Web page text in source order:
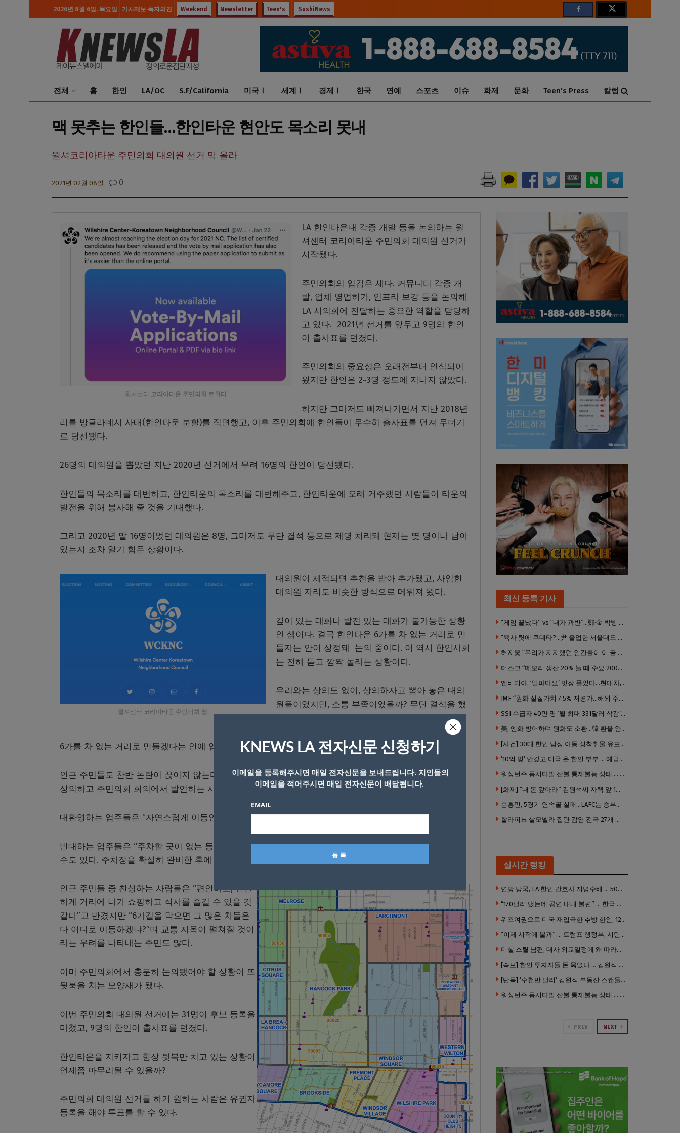
2026년 8월 6일, 목요일 기사제보·독자의견 Weekend Newsletter Teen's SushiNews
전체 홈 한인 LA/OC S.F/California 미국Ⅰ 세계Ⅰ 경제Ⅰ 한국 연예 스포츠 이슈 화제 문화 Teen’s Press 칼럼
맥 못추는 한인들…한인타운 현안도 목소리 못내
윌셔코리아타운 주민의회 대의원 선거 막 올라
2021년 02월 08일 0
윌셔센터 코리아타운 주민의회 트위터
LA 한인타운내 각종 개발 등을 논의하는 윌
셔센터 코리아타운 주민의회 대의원 선거가
시작됐다.
주민의회의 입김은 세다. 커뮤니티 각종 개
발, 업체 영업허가, 인프라 보강 등을 논의해
LA 시의회에 전달하는 중요한 역할을 담당하
고 있다. 2021년 선거를 앞두고 9명의 한인
이 출사표를 던졌다.
주민의회의 중요성은 오래전부터 인식되어
왔지만 한인은 2~3명 정도에 지나지 않았다.
하지만 그마저도 빠져나가면서 지난 2018년
리틀 방글라데시 사태(한인타운 분할)를 직면했고, 이후 주민의회에 한인들이 무수히 출사표를 던져 무더기
로 당선됐다.
26명의 대의원을 뽑았던 지난 2020년 선거에서 무려 16명의 한인이 당선됐다.
한인들의 목소리를 대변하고, 한인타운의 목소리를 대변해주고, 한인타운에 오래 거주했던 사람들이 타운의
발전을 위해 봉사해 줄 것을 기대했다.
그리고 2020년 말 16명이었던 대의원은 8명, 그마저도 무단 결석 등으로 제명 처리돼 현재는 몇 명이나 남아
있는지 조차 알기 힘든 상황이다.
윌셔센터 코리아타운 주민의회 웹
대의원이 제적되면 추천을 받아 추가됐고, 사임한
대의원 자리도 비슷한 방식으로 메워져 왔다.
깊이 있는 대화나 발전 있는 대화가 불가능한 상황
인 셈이다. 결국 한인타운 6가를 차 없는 거리로 만
들자는 안이 상정돼 논의 중이다. 이 역시 한인사회
는 전해 듣고 깜짝 놀라는 상황이다.
우리와는 상의도 없이, 상의하자고 뽑아 놓은 대의
원들이었지만, 소통 부족이었을까? 무단 결석을 했
6가를 차 없는 거리로 만들겠다는 안에 업주들도 찬반 양론으로 갈린다.
인근 주민들도 찬반 논란이 끊이지 않는다. 이 같은 끊이지 않는 논란, 반응들을 논의하고, 업주들, 주민들과
상의하고 주민의회 회의에서 발언하는 사람들이 대의원이다.
대환영하는 업주들은 “자연스럽게 이동인구가 많아지면, 손님도 늘어나게 될 것” 이라고 기대했다.
반대하는 업주들은 “주차할 곳이 없는 등 복잡한 상황이 펼쳐져, 기존의 손님들을 많이 잃을 상황이 발생할
수도 있다. 주차장을 확실히 완비한 후에 차없는 거리를 만드는 것이 현명하다”고 조언했다.
인근 주민들 중 찬성하는 사람들은 “편안하고, 안전
하게 거리에 나가 쇼핑하고 식사를 즐길 수 있을 것
같다”고 반겼지만 “6가길을 막으면 그 많은 차들은
다 어디로 이동하겠냐?”며 교통 지옥이 펼쳐질 것이
라는 우려를 나타내는 주민도 많다.
이미 주민의회에서 충분히 논의됐어야 할 상황이 또
뒷북을 치는 모양새가 됐다.
이번 주민의회 대의원 선거에는 31명이 후보 등록을
마쳤고, 9명의 한인이 출사표를 던졌다.
한인타운을 지키자고 항상 뒷북만 치고 있는 상황이
언제쯤 마무리될 수 있을까?
주민의회 대의원 선거를 하기 원하는 사람은 유권자
등록을 해야 투표를 할 수 있다.
최신 등록 기사
“게임 끝났다” vs “내가 과반”…鄭·金 박빙 전대 서로 우위 주장
“육사 탓에 쿠데타?…尹 졸업한 서울대도 없애야 하나”
허지웅 “우리가 지지했던 인간들이 이 꼴 만들었다”
머스크 “메모리 생산 20% 늘 때 수요 200% 증가” … 반도체 매출 1조달러 눈 앞
엔비디아, ‘알파마요’ 빗장 풀었다…현대차, 자율주행 속도내나
IMF “원화 실질가치 7.5% 저평가…해외 주식투자 영향”
SSI 수급자 40만 명 ‘월 최대 331달러 삭감’ 위기…10만 명은 수급자격 상실
美, 엔화 방어하며 원화도 소환…韓 환율 안정 ‘우군’ 되나
[사건] 30대 한인 남성 아동 성착취물 유포 혐의로 체포
’10억 빚’ 안갚고 미국 온 한인 부부 … 예금보험공사, 미국서 소송
워싱턴주 동시다발 산불 통제불능 상태 … 이재민 수십만명
[화제] “내 돈 갚아라” 김원석씨 자택 앞 1인 광대 시위 … 한인 투자사, “108만 달러 못받아”
손흥민, 5경기 연속골 실패…LAFC는 승부차기 끝 과달라하라 격파
할라피뇨 살모넬라 집단 감염 전국 27개 주 급속 확산
실시간 랭킹
연방 당국, LA 한인 간호사 지명수배 … 500만 달러 메디캐어 사기, 선고 직전 한국 도주
“170달러 냈는데 공연 내내 불편” … 한국 코미디언 LA공연, 음향 불량에 외모 비하 개그 논란
위조여권으로 미국 재입국한 추방 한인, 120만 달러 은행 사기 행각
“이제 시작에 불과” … 트럼프 행정부, 시민권 박탈 본격화
미셸 스틸 남편, 대사 외교일정에 왜 따라갔나 … “매우 이례적”
[속보] 한인 투자자들 돈 묶였나 … 김원석 회사들 챕터7 강제파산·자진파산 잇따라 신청
[단독] ‘수천만 달러’ 김원석 부동산 스캔들 새 국면 … 한인 투자자들 소송 잇따라 ‘디폴트’ 절차
워싱턴주 동시다발 산불 통제불능 상태 … 이재민 수십만명
PREV NEXT
KNEWS LA 전자신문 신청하기
이메일을 등록해주시면 매일 전자신문을 보내드립니다. 지인들의
이메일을 적어주시면 매일 전자신문이 배달됩니다.
EMAIL